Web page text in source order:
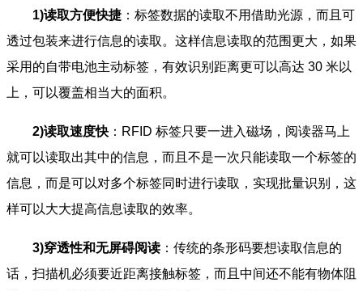
1)读取方便快捷 ：标签数据的读取不用借助光源，而且可
透过包装来进行信息的读取。这样信息读取的范围更大，如果
采用的自带电池主动标签，有效识别距离更可以高达 30 米以
上，可以覆盖相当大的面积。
2)读取速度快 ：RFID 标签只要一进入磁场，阅读器马上
就可以读取出其中的信息，而且不是一次只能读取一个标签的
信息，而是可以对多个标签同时进行读取，实现批量识别，这
样可以大大提高信息读取的效率。
3)穿透性和无屏碍阅读 ：传统的条形码要想读取信息的
话，扫描机必须要近距离接触标签，而且中间还不能有物体阻